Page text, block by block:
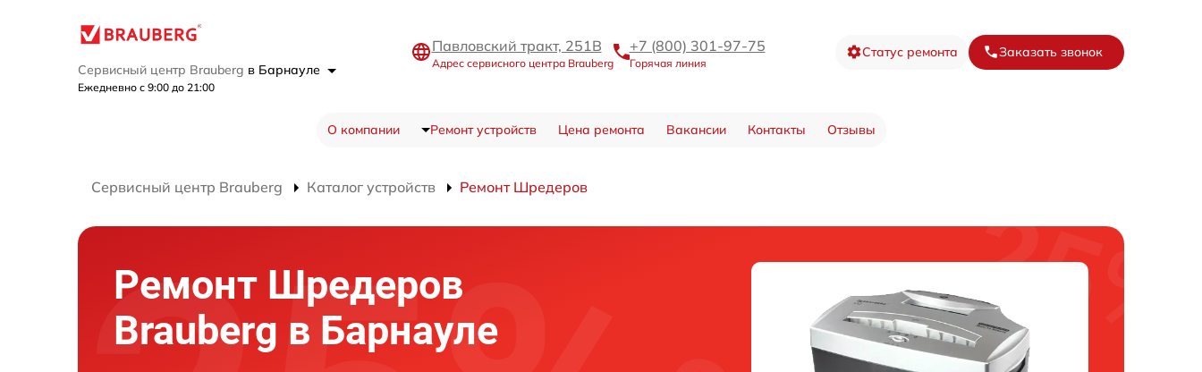
Сервисный центр Brauberg в Барнауле
Ежедневно с 9:00 до 21:00
Павловский тракт, 251В
Адрес сервисного центра Brauberg
+7 (800) 301-97-75
Горячая линия
Статус ремонта Заказать звонок
О компании Ремонт устройств Цена ремонта Вакансии Контакты Отзывы
Сервисный центр Brauberg Каталог устройств Ремонт Шредеров
Ремонт Шредеров
Brauberg в Барнауле